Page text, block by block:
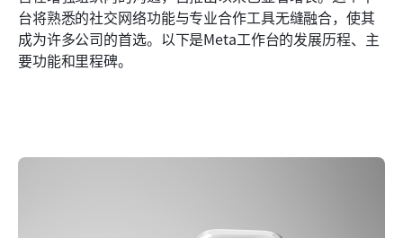
台将熟悉的社交网络功能与专业合作工具无缝融合，使其
成为许多公司的首选。以下是Meta工作台的发展历程、主
要功能和里程碑。